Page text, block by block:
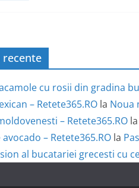
cu rosii din gradina
– Retete365.RO la Noua
– Retete365.RO la
– Retete365.RO la
al bucatariei grecesti cu